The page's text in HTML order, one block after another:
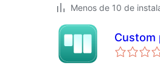
Menos de 10 de
Сustom